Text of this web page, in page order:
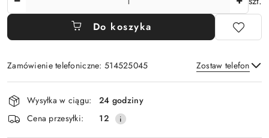
Do koszyka
Zamówienie telefoniczne: 514525045 Zostaw telefon
Wyślij
Dostępność
i
dostawa
Wysyłka w ciągu:
24 godziny
Cena przesyłki:
12